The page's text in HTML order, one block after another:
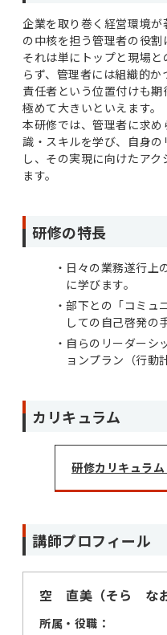
企業を取り巻く経営環境
の中核を担う管理者の役割
それは単にトップと現場
らず、管理者には組織的
責任者という位置付けも
極めて大きいといえます。
本研修では、管理者に求
識・スキルを学び、自身
し、その実現に向けたア
ます。
研修の特長
日々の業務遂行上
に学びます。
部下との「コミュ
しての自己啓発の
自らのリーダーシ
ョンプラン（行動
カリキュラム
研修カリキュラム
講師プロフィール
空 直美（そら なお
所属・役職：